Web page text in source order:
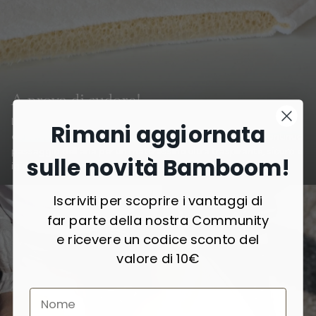
A prova di sudore!
La struttura interna in 3D-mesh garantisce una
circolazione dell’aria
: lo strato reticolare permette un continuo
passaggio dell’aria per un materassino ultra traspirante, sicuro e
igienico, che previene l’accumulo di calore e umidità.
Rimani aggiornata
sulle novità Bamboom!
Iscriviti per scoprire i vantaggi di
far parte della nostra Community
e ricevere un codice sconto del
valore di 10€